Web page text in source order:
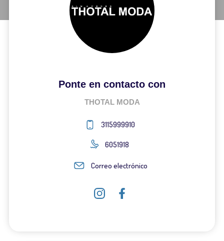
Ponte en contacto con
THOTAL MODA
3115999910
6051918
Correo electrónico